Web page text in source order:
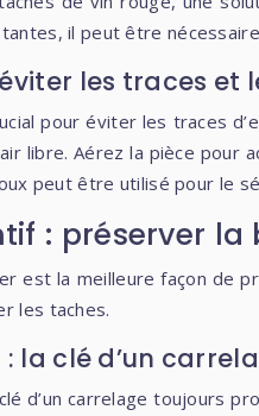
il peut être
les traces et
pour éviter les traces
libre. Aérez la pièce
peut être utilisé pour le
: préserver
est la meilleure façon de
les taches.
la clé d’un
d’un carrelage toujours